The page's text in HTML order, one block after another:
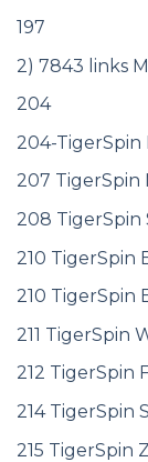
197
2) 7843 links
204
204-
207 TigerSpin
208 TigerSpin
210 TigerSpin
210 TigerSpin
211 TigerSpin
212 TigerSpin
214 TigerSpin
215